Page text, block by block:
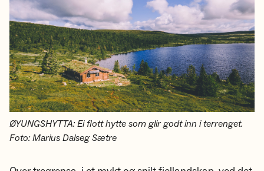
ØYUNGSHYTTA: Ei flott hytte som glir godt inn i terrenget.
Foto: Marius Dalseg Sætre